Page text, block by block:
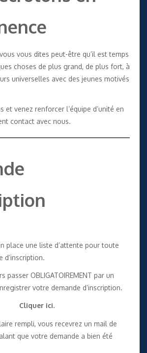
vous dites peut-être qu’il est temps
choses de plus grand, de plus fort, à
universelles avec des jeunes motivés
et venez renforcer l’équipe d’unité en
contact avec nous.
place une liste d’attente pour toute
d’inscription.
passer OBLIGATOIREMENT par un
votre demande d’inscription.
Cliquer ici.
rempli, vous recevrez un mail de
que votre demande a bien été